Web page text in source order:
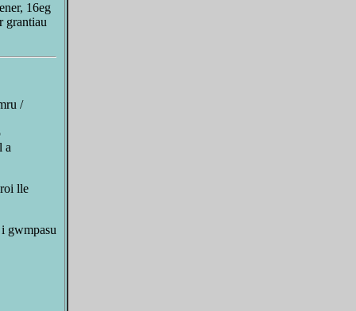
16eg
grantiau
/
a
lle
gwmpasu